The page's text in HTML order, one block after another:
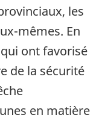
les
mêmes. En
ont favorisé
de la sécurité
en matière